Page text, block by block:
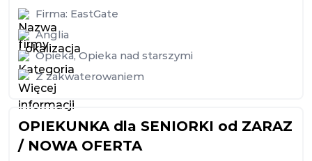
Firma: EastGate
Anglia
Opieka, Opieka nad starszymi
Z zakwaterowaniem
OPIEKUNKA dla SENIORKI od ZARAZ
/ NOWA OFERTA